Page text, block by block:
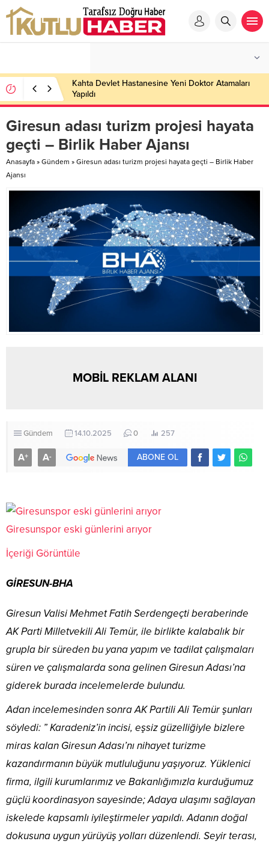
Kahta Devlet Hastanesine Yeni Doktor Atamaları
Yapıldı
Giresun adası turizm projesi hayata
geçti – Birlik Haber Ajansı
Anasayfa » Gündem » Giresun adası turizm projesi hayata geçti – Birlik Haber
Ajansı
MOBİL REKLAM ALANI
Gündem 14.10.2025 0 257
A+ A- ABONE OL
Giresunspor eski günlerini arıyor
İçeriği Görüntüle
GİRESUN-BHA
Giresun Valisi Mehmet Fatih Serdengeçti beraberinde
AK Parti Milletvekili Ali Temür, ile birlikte kalabalık bir
grupla bir süreden bu yana yapım ve tadilat çalışmaları
süren ve çalışmalarda sona gelinen Giresun Adası’na
giderek burada incelemelerde bulundu.
Adan incelemesinden sonra AK Partili Ali Temür şunları
söyledi: ” Karadeniz’in incisi, eşsiz güzelliğiyle bizlere
miras kalan Giresun Adası’nı nihayet turizme
kazandırmanın büyük mutluluğunu yaşıyoruz. Yüklenici
firma, ilgili kurumlarımız ve Bakanlığımızla kurduğumuz
güçlü koordinasyon sayesinde; Adaya ulaşımı sağlayan
iskelede kapsamlı iyileştirmeler yapıldı. Adanın doğal
dokusuna uygun yürüyüş yolları düzenlendi. Seyir terası,